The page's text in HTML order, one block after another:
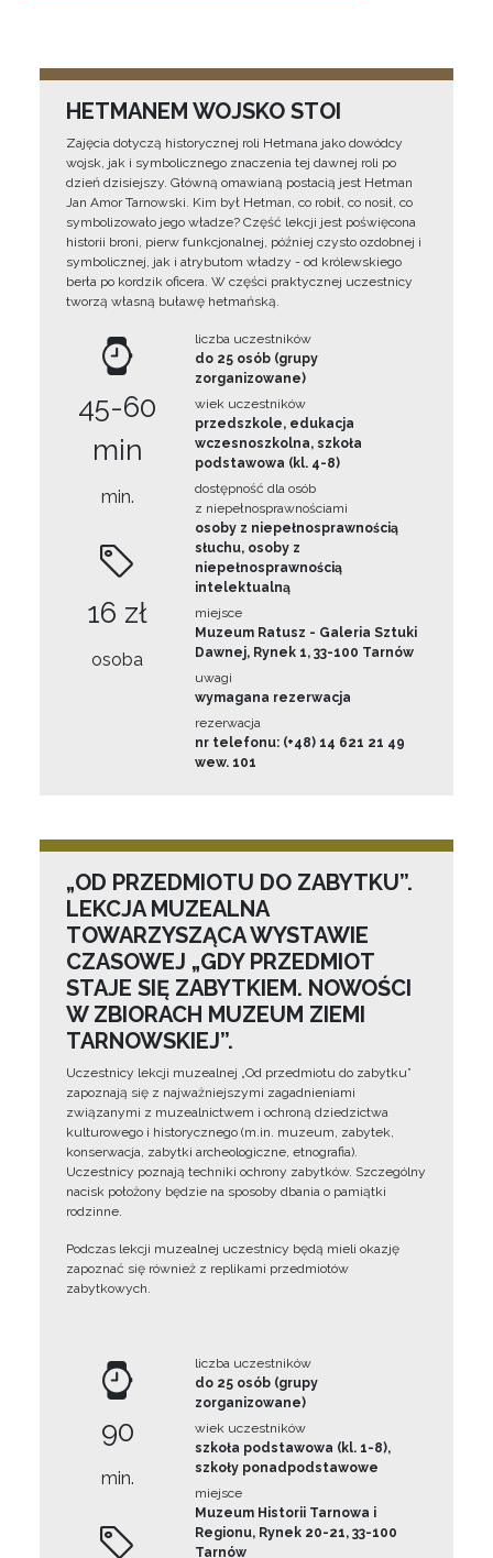
HETMANEM WOJSKO STOI
Zajęcia dotyczą historycznej roli Hetmana jako dowódcy
wojsk, jak i symbolicznego znaczenia tej dawnej roli po
dzień dzisiejszy. Główną omawianą postacią jest Hetman
Jan Amor Tarnowski. Kim był Hetman, co robił, co nosił, co
symbolizowało jego władze? Część lekcji jest poświęcona
historii broni, pierw funkcjonalnej, później czysto ozdobnej i
symbolicznej, jak i atrybutom władzy - od królewskiego
berła po kordzik oficera. W części praktycznej uczestnicy
tworzą własną buławę hetmańską.
45-60
min
min.
16 zł
osoba
liczba uczestników
do 25 osób (grupy
zorganizowane)
wiek uczestników
przedszkole, edukacja
wczesnoszkolna, szkoła
podstawowa (kl. 4-8)
dostępność dla osób
z niepełnosprawnościami
osoby z niepełnosprawnością
słuchu, osoby z
niepełnosprawnością
intelektualną
miejsce
Muzeum Ratusz - Galeria Sztuki
Dawnej, Rynek 1, 33-100 Tarnów
uwagi
wymagana rezerwacja
rezerwacja
nr telefonu: (+48) 14 621 21 49
wew. 101
„OD PRZEDMIOTU DO ZABYTKU”.
LEKCJA MUZEALNA
TOWARZYSZĄCA WYSTAWIE
CZASOWEJ „GDY PRZEDMIOT
STAJE SIĘ ZABYTKIEM. NOWOŚCI
W ZBIORACH MUZEUM ZIEMI
TARNOWSKIEJ”.
Uczestnicy lekcji muzealnej „Od przedmiotu do zabytku”
zapoznają się z najważniejszymi zagadnieniami
związanymi z muzealnictwem i ochroną dziedzictwa
kulturowego i historycznego (m.in. muzeum, zabytek,
konserwacja, zabytki archeologiczne, etnografia).
Uczestnicy poznają techniki ochrony zabytków. Szczególny
nacisk położony będzie na sposoby dbania o pamiątki
rodzinne.
Podczas lekcji muzealnej uczestnicy będą mieli okazję
zapoznać się również z replikami przedmiotów
zabytkowych.
90
min.
liczba uczestników
do 25 osób (grupy
zorganizowane)
wiek uczestników
szkoła podstawowa (kl. 1-8),
szkoły ponadpodstawowe
miejsce
Muzeum Historii Tarnowa i
Regionu, Rynek 20-21, 33-100
Tarnów